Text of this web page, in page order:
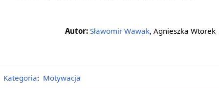
Autor: Sławomir Wawak, Agnieszka Wtorek
Kategoria: Motywacja